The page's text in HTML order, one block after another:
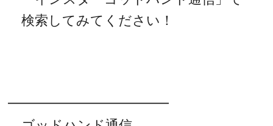
検索してみてください！
━━━━━━━━━━━━